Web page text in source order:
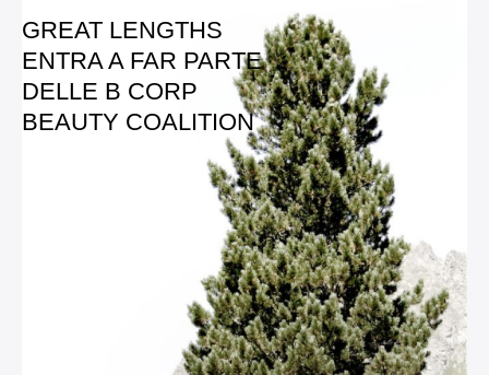
GREAT LENGTHS
ENTRA A FAR PARTE
DELLE B CORP
BEAUTY COALITION